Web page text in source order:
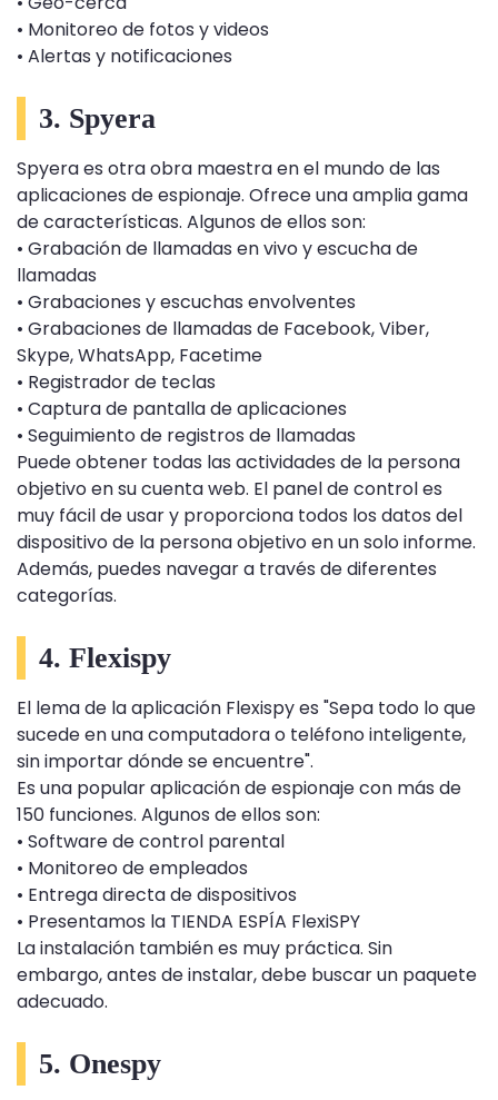
• Monitoreo de fotos y videos
• Alertas y notificaciones
3. Spyera
Spyera es otra obra maestra en el mundo de las
aplicaciones de espionaje. Ofrece una amplia gama
de características. Algunos de ellos son:
• Grabación de llamadas en vivo y escucha de
llamadas
• Grabaciones y escuchas envolventes
• Grabaciones de llamadas de Facebook, Viber,
Skype, WhatsApp, Facetime
• Registrador de teclas
• Captura de pantalla de aplicaciones
• Seguimiento de registros de llamadas
Puede obtener todas las actividades de la persona
objetivo en su cuenta web. El panel de control es
muy fácil de usar y proporciona todos los datos del
dispositivo de la persona objetivo en un solo informe.
Además, puedes navegar a través de diferentes
categorías.
4. Flexispy
El lema de la aplicación Flexispy es "Sepa todo lo que
sucede en una computadora o teléfono inteligente,
sin importar dónde se encuentre".
Es una popular aplicación de espionaje con más de
150 funciones. Algunos de ellos son:
• Software de control parental
• Monitoreo de empleados
• Entrega directa de dispositivos
• Presentamos la TIENDA ESPÍA FlexiSPY
La instalación también es muy práctica. Sin
embargo, antes de instalar, debe buscar un paquete
adecuado.
5. Onespy